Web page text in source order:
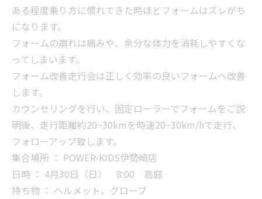
ある程度乗り方に慣れてきた時ほどフォームはズレがち
になります。
フォームの崩れは痛みや、余分な体力を消耗しやすくな
ってしまいます。
フォーム改善走行会は正しく効率の良いフォームへ改善
します。
カウンセリングを行い、固定ローラーでフォームをご説
明後、走行距離約20~30kmを時速20~30km/hで走行、
フォローアップ致します。
集合場所 ： POWER-KIDS伊勢崎店
日時 ： 4月30日（日） 8:00 高庭
持ち物 ： ヘルメット、グローブ